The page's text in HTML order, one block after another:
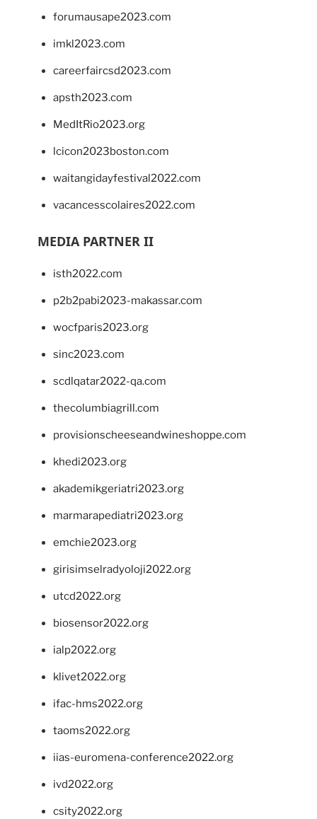
forumausape2023.com
imkl2023.com
careerfaircsd2023.com
apsth2023.com
MedItRio2023.org
lcicon2023boston.com
waitangidayfestival2022.com
vacancesscolaires2022.com
MEDIA PARTNER II
isth2022.com
p2b2pabi2023-makassar.com
wocfparis2023.org
sinc2023.com
scdlqatar2022-qa.com
thecolumbiagrill.com
provisionscheeseandwineshoppe.com
khedi2023.org
akademikgeriatri2023.org
marmarapediatri2023.org
emchie2023.org
girisimselradyoloji2022.org
utcd2022.org
biosensor2022.org
ialp2022.org
klivet2022.org
ifac-hms2022.org
taoms2022.org
iias-euromena-conference2022.org
ivd2022.org
csity2022.org